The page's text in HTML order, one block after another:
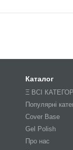
Каталог
Ξ ВСІ
Популярні
Cover Base
Gel Polish
Про нас